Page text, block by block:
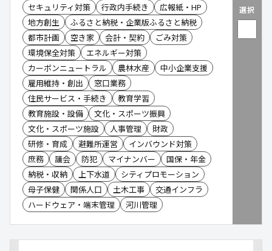
セキュリティ対策 行政内手続き
広報紙・HP
地方創生
ふるさと納税・企業版ふるさと納税
都市計画
空き家 会計・契約
ごみ対策
環境保全対策
エネルギー対策
カーボンニュートラル
農林水産
中小企業支援
雇用維持・創出
窓口業務
住民サービス・手続き
教育学習
教育施設・設備
文化・スポーツ振興
文化・スポーツ施設
人事管理
財政
研修・育成
避難所運営
インバウンド対策
庶務
議会 防犯 マイナンバー
国保・年金
納税・収納
上下水道
シティプロモーション
母子保健
関係人口 土木工事
交通インフラ
ハードウェア・端末管理
河川管理
選択